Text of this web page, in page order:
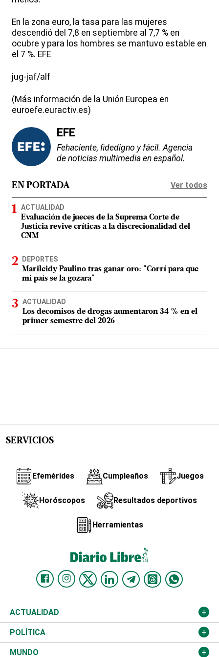
En la zona euro, la tasa para las mujeres
descendió del 7,8 en septiembre al 7,7 % en
ocubre y para los hombres se mantuvo estable en
el 7 %. EFE
jug-jaf/alf
(Más información de la Unión Europea en
euroefe.euractiv.es)
EFE
Fehaciente, fidedigno y fácil. Agencia
de noticias multimedia en español.
EN PORTADA Ver todos
ACTUALIDAD
Evaluación de jueces de la Suprema Corte de
Justicia revive críticas a la discrecionalidad del
CNM
DEPORTES
Marileidy Paulino tras ganar oro: "Corrí para que
mi país se la gozara"
ACTUALIDAD
Los decomisos de drogas aumentaron 34 % en el
primer semestre del 2026
SERVICIOS
Efemérides Cumpleaños Juegos
Horóscopos Resultados deportivos
Herramientas
ACTUALIDAD
Nacional
Ciudad
POLÍTICA
Partidos
MUNDO